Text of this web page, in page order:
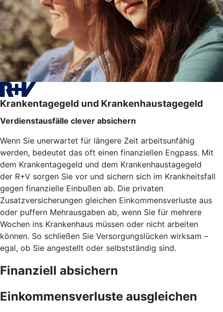
Krankentagegeld und Krankenhaustagegeld
Verdienstausfälle clever absichern
Wenn Sie unerwartet für längere Zeit arbeitsunfähig
werden, bedeutet das oft einen finanziellen Engpass. Mit
dem Krankentagegeld und dem Krankenhaustagegeld
der R+V sorgen Sie vor und sichern sich im Krankheitsfall
gegen finanzielle Einbußen ab. Die privaten
Zusatzversicherungen gleichen Einkommensverluste aus
oder puffern Mehrausgaben ab, wenn Sie für mehrere
Wochen ins Krankenhaus müssen oder nicht arbeiten
können. So schließen Sie Versorgungslücken wirksam –
egal, ob Sie angestellt oder selbstständig sind.
Finanziell absichern
Einkommensverluste ausgleichen